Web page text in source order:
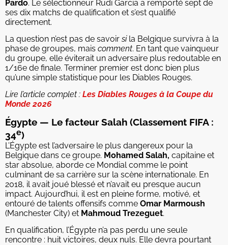
Pardo. Le sélectionneur Rudi Garcia a remporté sept de
ses dix matchs de qualification et s’est qualifié
directement.
La question n’est pas de savoirsila Belgique survivra à la
phase de groupes, mais comment. En tant que vainqueur
du groupe, elle éviterait un adversaire plus redoutable en
1/16e de finale. Terminer premier est donc bien plus
qu’une simple statistique pour les Diables Rouges.
Lire l’article complet : Les Diables Rouges à la Coupe du
Monde 2026
Égypte — Le facteur Salah (Classement FIFA :
34e)
L’Égypte est l’adversaire le plus dangereux pour la
Belgique dans ce groupe. Mohamed Salah, capitaine et
star absolue, aborde ce Mondial comme le point
culminant de sa carrière sur la scène internationale. En
2018, il avait joué blessé et n’avait eu presque aucun
impact. Aujourd’hui, il est en pleine forme, motivé, et
entouré de talents offensifs comme Omar Marmoush
(Manchester City) et Mahmoud Trezeguet.
En qualification, l’Égypte n’a pas perdu une seule
rencontre : huit victoires, deux nuls. Elle devra pourtant